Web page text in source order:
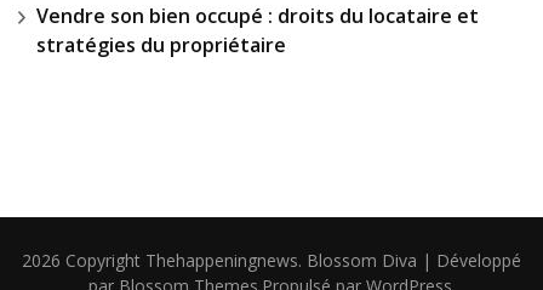
Vendre son bien occupé : droits du locataire et
stratégies du propriétaire
2026 Copyright Thehappeningnews. Blossom Diva | Développé